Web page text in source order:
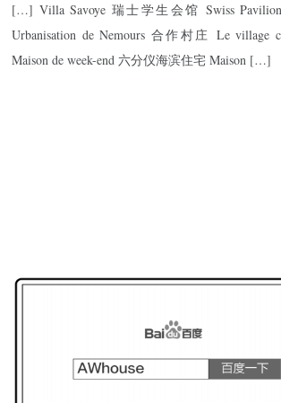
[…] Villa Savoye 瑞士学生会馆 Swiss
Urbanisation de Nemours 合作村庄 Le village
Maison de week-end 六分仪海滨住宅 Maison […]